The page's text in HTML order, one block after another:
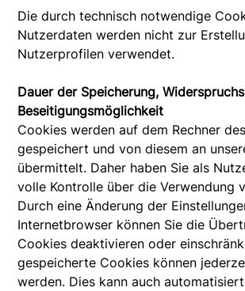
Die durch technisch notwendige
Nutzerdaten werden nicht zur
Nutzerprofilen verwendet.
Dauer der Speicherung,
Beseitigungsmöglichkeit
Cookies werden auf dem Rechner
gespeichert und von diesem an
übermittelt. Daher haben Sie als
volle Kontrolle über die Verwendung
Durch eine Änderung der
Internetbrowser können Sie die
Cookies deaktivieren oder
gespeicherte Cookies können
werden. Dies kann auch